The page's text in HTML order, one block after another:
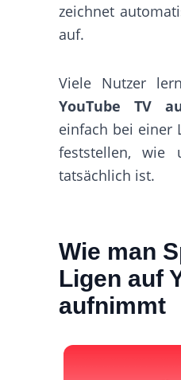
zeichnet
auf.
Viele Nutzer
YouTube TV
einfach bei einer
feststellen, wie
tatsächlich ist.
Wie man
Ligen auf
aufnimmt